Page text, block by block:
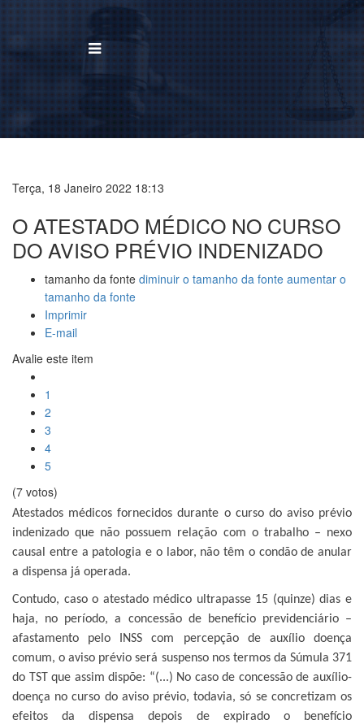
Terça, 18 Janeiro 2022 18:13
O ATESTADO MÉDICO NO CURSO
DO AVISO PRÉVIO INDENIZADO
tamanho da fonte diminuir o tamanho da fonte aumentar o
tamanho da fonte
Imprimir
E-mail
Avalie este item
1
2
3
4
5
(7 votos)
Atestados médicos fornecidos durante o curso do aviso prévio
indenizado que não possuem relação com o trabalho – nexo
causal entre a patologia e o labor, não têm o condão de anular
a dispensa já operada.
Contudo, caso o atestado médico ultrapasse 15 (quinze) dias e
haja, no período, a concessão de benefício previdenciário –
afastamento pelo INSS com percepção de auxílio doença
comum, o aviso prévio será suspenso nos termos da Súmula 371
do TST que assim dispõe: “(...) No caso de concessão de auxílio-
doença no curso do aviso prévio, todavia, só se concretizam os
efeitos da dispensa depois de expirado o benefício
BUSCAR
Institucional
Área de Atuação
Treinamentos
Notícias